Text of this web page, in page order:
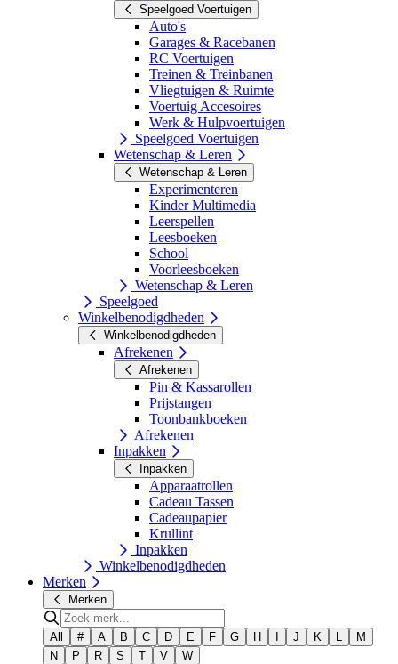
Speelgoed Voertuigen
Auto's
Garages & Racebanen
RC Voertuigen
Treinen & Treinbanen
Vliegtuigen & Ruimte
Voertuig Accesoires
Werk & Hulpvoertuigen
Speelgoed Voertuigen
Wetenschap & Leren
Wetenschap & Leren
Experimenteren
Kinder Multimedia
Leerspellen
Leesboeken
School
Voorleesboeken
Wetenschap & Leren
Speelgoed
Winkelbenodigdheden
Winkelbenodigdheden
Afrekenen
Afrekenen
Pin & Kassarollen
Prijstangen
Toonbankboeken
Afrekenen
Inpakken
Inpakken
Apparaatrollen
Cadeau Tassen
Cadeaupapier
Krullint
Inpakken
Winkelbenodigdheden
Merken
Merken
All # A B C D E F G H J K L
M
N
P R S T V W